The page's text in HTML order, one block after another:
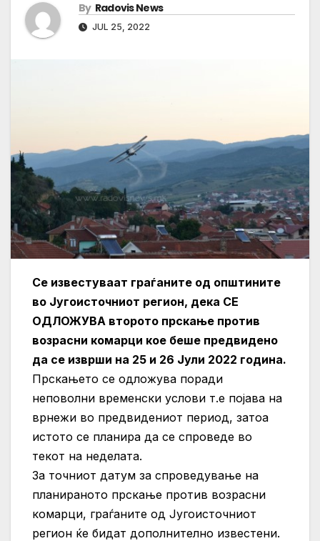
By Radovis News
JUL 25, 2022
Се известуваат граѓаните од општините
во Југоисточниот регион, дека СЕ
ОДЛОЖУВА второто прскање против
возрасни комарци кое беше предвидено
да се изврши на 25 и 26 Јули 2022 година.
Прскањето се одложува поради
неповолни временски услови т.е појава на
врнежи во предвидениот период, затоа
истото се планира да се спроведе во
текот на неделата.
За точниот датум за спроведување на
планираното прскање против возрасни
комарци, граѓаните од Југоисточниот
регион ќе бидат дополнително известени.